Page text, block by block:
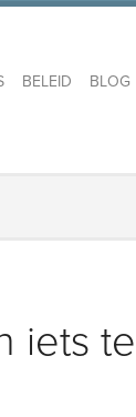
BELEID BLOG
iets